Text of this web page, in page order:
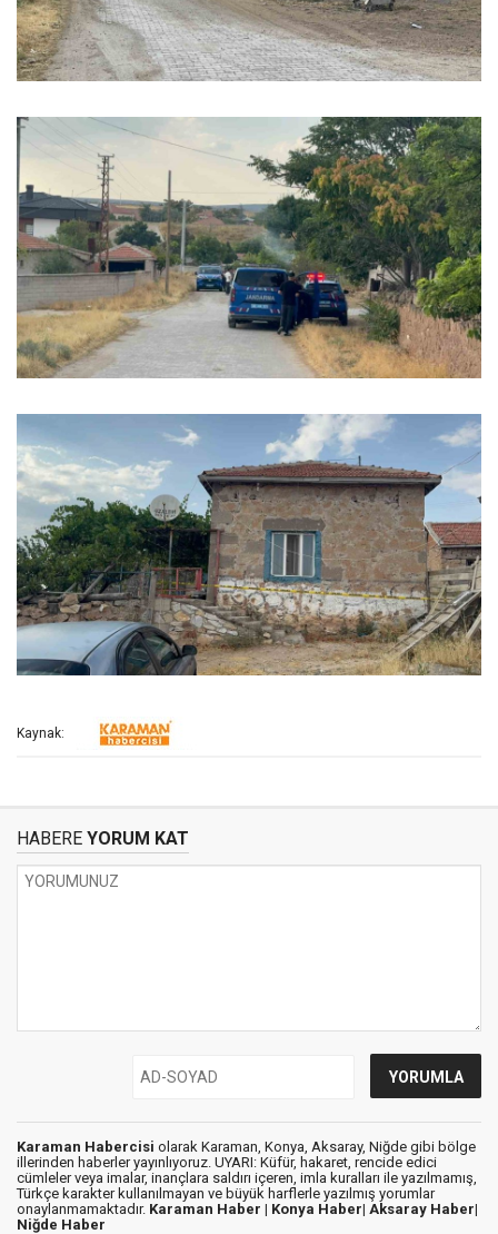
Kaynak:
HABERE YORUM KAT
Karaman Habercisi olarak Karaman, Konya, Aksaray, Niğde gibi bölge
illerinden haberler yayınlıyoruz. UYARI: Küfür, hakaret, rencide edici
cümleler veya imalar, inançlara saldırı içeren, imla kuralları ile yazılmamış,
Türkçe karakter kullanılmayan ve büyük harflerle yazılmış yorumlar
onaylanmamaktadır. Karaman Haber | Konya Haber| Aksaray Haber|
Niğde Haber